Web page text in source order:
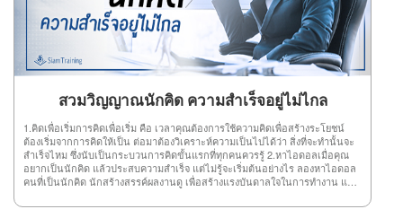
สวมวิญญาณนักคิด ความสำเร็จอยู่ไม่ไกล
1.คิดเพื่อเริ่มการคิดเพื่อเริ่ม คือ เวลาคุณต้องการใช้ความคิดเพื่อสร้างระโยชน์
ต้องเริ่มจากการคิดให้เป็น ต่อมาต้องวิเคราะห์ความเป็นไปได้ว่า สิ่งที่จะทำนั้นจะ
สำเร็จไหม ซึ่งนับเป็นกระบวนการคิดขั้นแรกที่ทุกคนควรรู้ 2.หาไอดอลเมื่อคุณ
อยากเป็นนักคิด แล้วประสบความสำเร็จ แต่ไม่รู้จะเริ่มต้นอย่างไร ลองหาไอดอล
คนที่เป็นนักคิด นักสร้างสรรค์ผลงานดู เพื่อสร้างแรงบันดาลใจในการทำงาน แล้ว
ใคร เพราะนักคิดต้องรู้จักสร้างสรรค์งานด้วยตัวเอง จะได้ประสบความสำเร็จอย่าง